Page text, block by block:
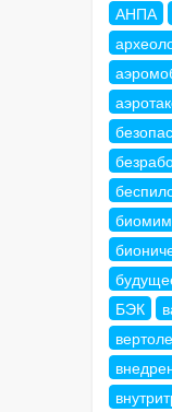
АНПА
БЭК